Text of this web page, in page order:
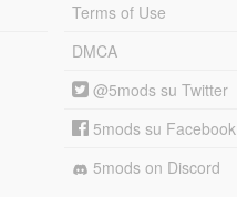
Terms of Use
DMCA
@5mods su Twitter
5mods su Facebook
5mods on Discord